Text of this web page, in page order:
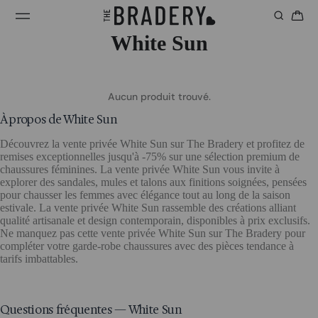
White Sun
Aucun produit trouvé.
À propos de White Sun
Découvrez la vente privée White Sun sur The Bradery et profitez de
remises exceptionnelles jusqu'à -75% sur une sélection premium de
chaussures féminines. La vente privée White Sun vous invite à
explorer des sandales, mules et talons aux finitions soignées, pensées
pour chausser les femmes avec élégance tout au long de la saison
estivale. La vente privée White Sun rassemble des créations alliant
qualité artisanale et design contemporain, disponibles à prix exclusifs.
Ne manquez pas cette vente privée White Sun sur The Bradery pour
compléter votre garde-robe chaussures avec des pièces tendance à
tarifs imbattables.
Questions fréquentes — White Sun